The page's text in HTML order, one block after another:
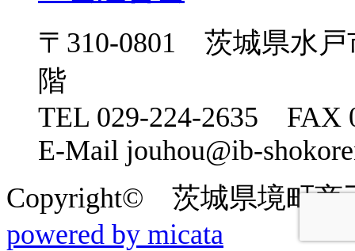
〒310-0801 茨城県水
階
TEL 029-224-2635 FAX
E-Mail jouhou@ib-
Copyright© 茨城県境町商
powered by micata